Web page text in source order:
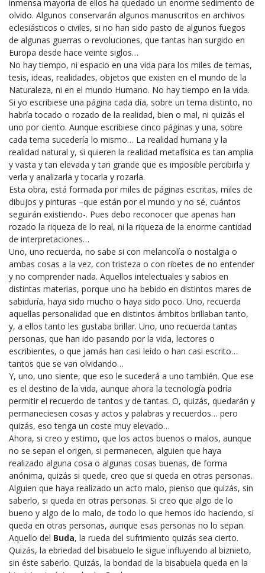
inmensa mayoría de ellos ha quedado un enorme sedimento de
olvido. Algunos conservarán algunos manuscritos en archivos
eclesiásticos o civiles, si no han sido pasto de algunos fuegos
de algunas guerras o revoluciones, que tantas han surgido en
Europa desde hace veinte siglos…
No hay tiempo, ni espacio en una vida para los miles de temas,
tesis, ideas, realidades, objetos que existen en el mundo de la
Naturaleza, ni en el mundo Humano. No hay tiempo en la vida.
Si yo escribiese una página cada día, sobre un tema distinto, no
habría tocado o rozado de la realidad, bien o mal, ni quizás el
uno por ciento. Aunque escribiese cinco páginas y una, sobre
cada tema sucedería lo mismo… La realidad humana y la
realidad natural y, si quieren la realidad metafísica es tan amplia
y vasta y tan elevada y tan grande que es imposible percibirla y
verla y analizarla y tocarla y rozarla.
Esta obra, está formada por miles de páginas escritas, miles de
dibujos y pinturas –que están por el mundo y no sé, cuántos
seguirán existiendo-. Pues debo reconocer que apenas han
rozado la riqueza de lo real, ni la riqueza de la enorme cantidad
de interpretaciones…
Uno, uno recuerda, no sabe si con melancolía o nostalgia o
ambas cosas a la vez, con tristeza o con ribetes de no entender
y no comprender nada. Aquellos intelectuales y sabios en
distintas materias, porque uno ha bebido en distintos mares de
sabiduría, haya sido mucho o haya sido poco. Uno, recuerda
aquellas personalidad que en distintos ámbitos brillaban tanto,
y, a ellos tanto les gustaba brillar. Uno, uno recuerda tantas
personas, que han ido pasando por la vida, lectores o
escribientes, o que jamás han casi leído o han casi escrito…
tantos que se van olvidando…
Y, uno, uno siente, que eso le sucederá a uno también. Que ese
es el destino de la vida, aunque ahora la tecnología podría
permitir el recuerdo de tantos y de tantas. O, quizás, quedarán y
permaneciesen cosas y actos y palabras y recuerdos… pero
quizás, eso tenga un coste muy elevado…
Ahora, si creo y estimo, que los actos buenos o malos, aunque
no se sepan el origen, si permanecen, alguien que haya
realizado alguna cosa o algunas cosas buenas, de forma
anónima, quizás si quede, creo que si queda en otras personas.
Alguien que haya realizado un acto malo, pienso que quizás, sin
saberlo, si queda en otras personas. Si creo que algo de lo
bueno y algo de lo malo, de todo lo que hemos ido haciendo, si
queda en otras personas, aunque esas personas no lo sepan.
Aquello del Buda, la rueda del sufrimiento quizás sea cierto.
Quizás, la ebriedad del bisabuelo le sigue influyendo al biznieto,
sin éste saberlo. Quizás, la bondad de la bisabuela queda en la